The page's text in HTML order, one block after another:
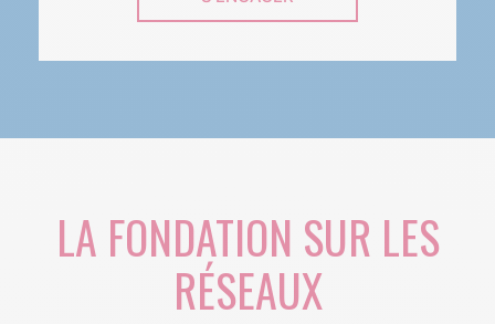
LA FONDATION SUR LES
RÉSEAUX